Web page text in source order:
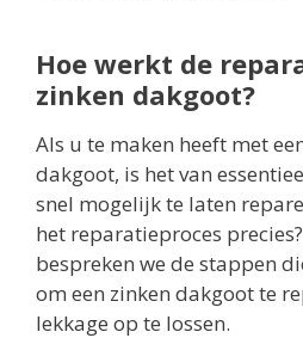
Hoe werkt de
zinken dakgoot?
Als u te maken heeft met
dakgoot, is het van
snel mogelijk te laten
het reparatieproces
bespreken we de stappen
om een zinken dakgoot te
lekkage op te lossen.